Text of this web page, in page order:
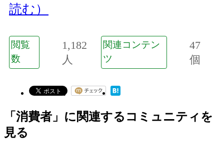
読む）
閲覧
数
1,182
人
関連コンテン
ツ
47
個
「消費者」に関連するコミュニティを
見る